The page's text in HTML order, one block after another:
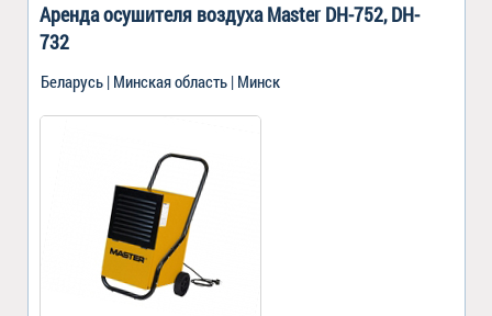
Аренда осушителя воздуха Master DH-752, DH-
732
Беларусь | Минская область | Минск